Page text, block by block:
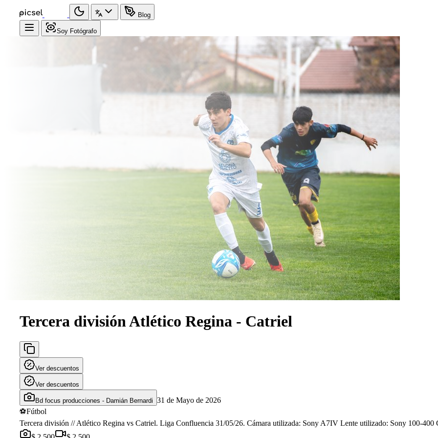
Blog
Soy Fotógrafo
Tercera división Atlético Regina - Catriel
Ver descuentos
Ver descuentos
Bd focus producciones - Damián Bernardi 31 de Mayo de 2026
⚽Fútbol
Tercera división // Atlético Regina vs Catriel. Liga Confluencia 31/05/26. Cámara utilizada: Sony A7IV Lente utilizado: Sony 100-400